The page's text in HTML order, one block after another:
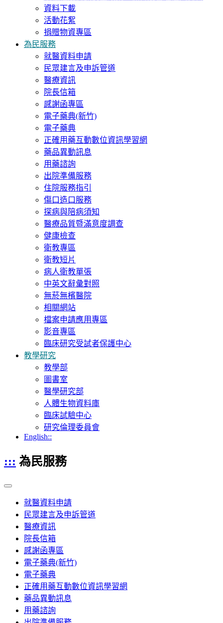
資料下載
活動花絮
捐贈物資專區
為民服務
就醫資料申請
民眾建言及申訴管道
醫療資訊
院長信箱
感謝函專區
電子藥典(新竹)
電子藥典
正確用藥互動數位資訊學習網
藥品異動訊息
用藥諮詢
出院準備服務
住院服務指引
傷口造口服務
探病與陪病須知
醫療品質暨滿意度調查
健康檢查
衛教專區
衛教短片
病人衛教單張
中英文辭彙對照
無菸無檳醫院
相關網站
檔案申請應用專區
影音專區
臨床研究受試者保護中心
教學研究
教學部
圖書室
醫學研究部
人體生物資料庫
臨床試驗中心
研究倫理委員會
English::
::: 為民服務
就醫資料申請
民眾建言及申訴管道
醫療資訊
院長信箱
感謝函專區
電子藥典(新竹)
電子藥典
正確用藥互動數位資訊學習網
藥品異動訊息
用藥諮詢